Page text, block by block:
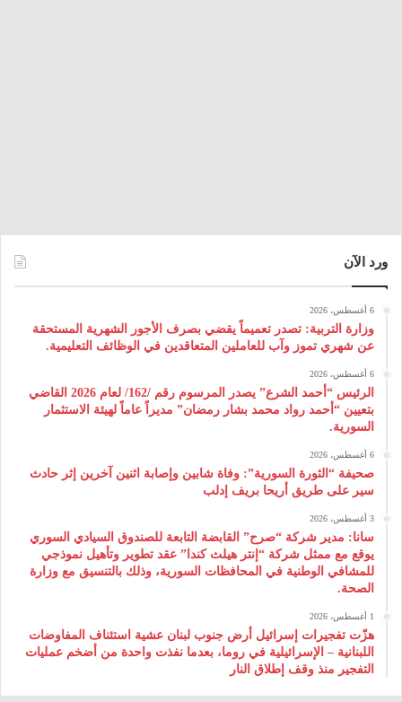
ورد الآن
6 أغسطس، 2026
وزارة التربية: تصدر تعميماً يقضي بصرف الأجور الشهرية المستحقة
عن شهري تموز وآب للعاملين المتعاقدين في الوظائف التعليمية.
6 أغسطس، 2026
الرئيس “أحمد الشرع” يصدر المرسوم رقم /162/ لعام 2026 ‌القاضي
بتعيين “أحمد رواد محمد بشار رمضان” مديراً عاماً لهيئة ‌الاستثمار
السورية.
6 أغسطس، 2026
صحيفة “الثورة السورية”: وفاة شابين وإصابة اثنين آخرين إثر حادث
سير على طريق أريحا بريف إدلب
3 أغسطس، 2026
سانا: مدير شركة “صرح” القابضة التابعة للصندوق السيادي السوري
يوقع مع ممثل شركة “إنتر هيلث كندا” عقد تطوير وتأهيل نموذجي
للمشافي الوطنية في المحافظات السورية، وذلك بالتنسيق مع وزارة
الصحة.
1 أغسطس، 2026
هزّت تفجيرات إسرائيل أرض جنوب لبنان عشية استئناف المفاوضات
اللبنانية – الإسرائيلية في روما، بعدما نفذت واحدة من أضخم عمليات
التفجير منذ وقف إطلاق النار